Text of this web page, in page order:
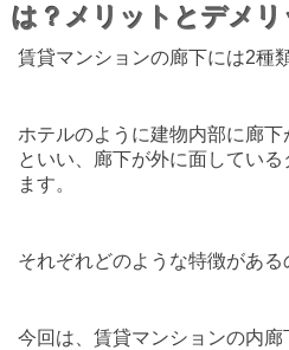
は？メリットとデメ
賃貸マンションの廊下には2種
ホテルのように建物内部に廊下
といい、廊下が外に面してい
ます。
それぞれどのような特徴がある
今回は、賃貸マンションの内